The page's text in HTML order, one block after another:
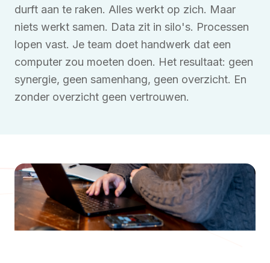
durft aan te raken. Alles werkt op zich. Maar
niets werkt samen. Data zit in silo's. Processen
lopen vast. Je team doet handwerk dat een
computer zou moeten doen. Het resultaat: geen
synergie, geen samenhang, geen overzicht. En
zonder overzicht geen vertrouwen.